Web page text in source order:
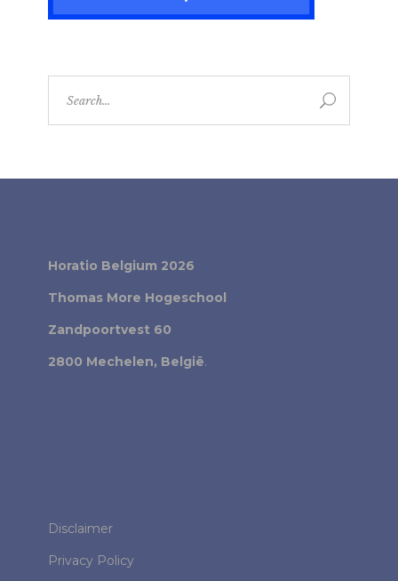
Horatio Belgium 2026
Thomas More Hogeschool
Zandpoortvest 60
2800 Mechelen, België.
Disclaimer
Privacy Policy